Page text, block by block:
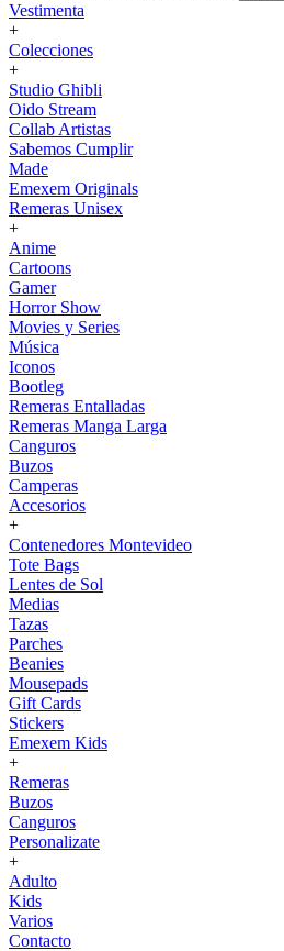
Vestimenta
+
Colecciones
+
Studio Ghibli
Oido Stream
Collab Artistas
Sabemos Cumplir
Made
Emexem Originals
Remeras Unisex
+
Anime
Cartoons
Gamer
Horror Show
Movies y Series
Música
Iconos
Bootleg
Remeras Entalladas
Remeras Manga Larga
Canguros
Buzos
Camperas
Accesorios
+
Contenedores Montevideo
Tote Bags
Lentes de Sol
Medias
Tazas
Parches
Beanies
Mousepads
Gift Cards
Stickers
Emexem Kids
+
Remeras
Buzos
Canguros
Personalizate
+
Adulto
Kids
Varios
Contacto